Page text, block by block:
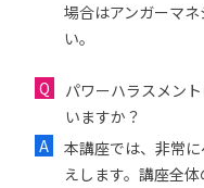
場合はアンガーマ
い。
パワーハラスメン
いますか？
本講座では、非常
えします。講座全